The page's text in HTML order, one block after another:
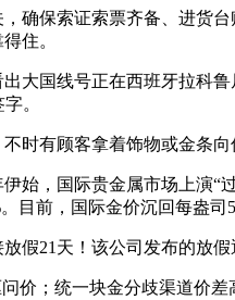
保索证索票齐备、进货台
住。
国线号正在西班牙拉科鲁
。
有顾客拿着饰物或金条向
，国际贵金属市场上演“
目前，国际金价沉回每盎司
21天！该公司发布的放假
；统一块金分歧渠道价差